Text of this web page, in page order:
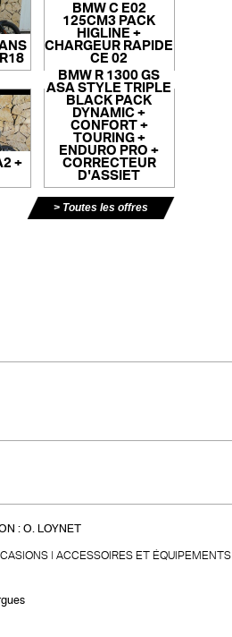
BMW C E02
125CM3 PACK
HIGLINE +
CHARGEUR RAPIDE
CE 02
+
BMW R 1300 GS
ASA STYLE TRIPLE
BLACK PACK
DYNAMIC +
CONFORT +
TOURING +
ENDURO PRO +
CORRECTEUR
D'ASSIET
Toutes les offres
: O. LOYNET
ACCESSOIRES ET ÉQUIPEMENTS